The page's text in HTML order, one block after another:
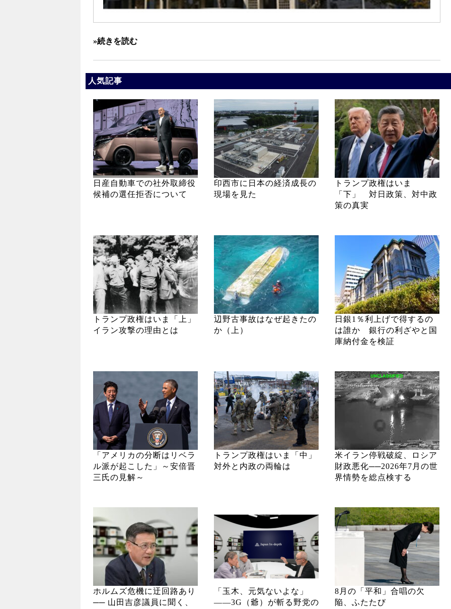
»続きを読む
人気記事
日産自動車での社外取締役
候補の選任拒否について
印西市に日本の経済成長の
現場を見た
トランプ政権はいま
「下」 対日政策、対中政
策の真実
トランプ政権はいま「上」
イラン攻撃の理由とは
辺野古事故はなぜ起きたの
か（上）
日銀1％利上げで得するの
は誰か 銀行の利ざやと国
庫納付金を検証
「アメリカの分断はリベラ
ル派が起こした」～安倍晋
三氏の見解～
トランプ政権はいま「中」
対外と内政の両輪は
米イラン停戦破綻、ロシア
財政悪化──2026年7月の世
界情勢を総点検する
ホルムズ危機に迂回路あり
── 山田吉彦議員に聞く、
「玉木、元気ないよな」
――3G（爺）が斬る野党の
8月の「平和」合唱の欠
陥、ふたたび